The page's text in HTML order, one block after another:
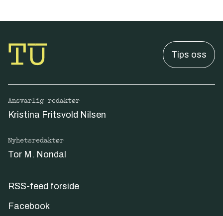
Tips oss
Ansvarlig redaktør
Kristina Fritsvold Nilsen
Nyhetsredaktør
Tor M. Nondal
RSS-feed forside
Facebook